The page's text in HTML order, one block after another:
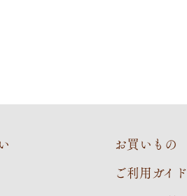
お買いもの
ご利用ガイド